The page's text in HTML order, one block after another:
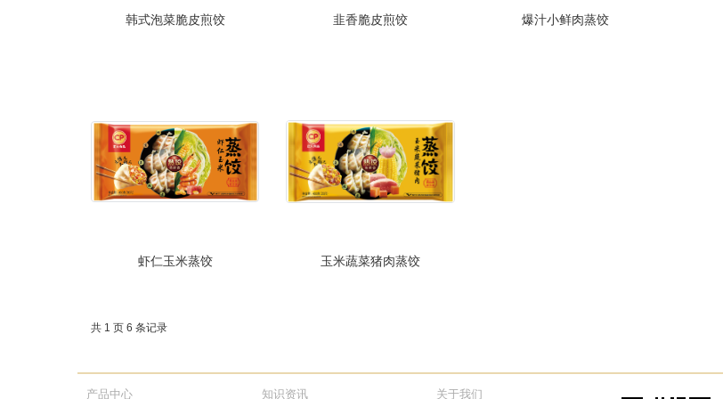
韩式泡菜脆皮煎饺 韭香脆皮煎饺 爆汁小鲜肉蒸饺
虾仁玉米蒸饺 玉米蔬菜猪肉蒸饺
共 1 页 6 条记录
产品中心 知识资讯 关于我们